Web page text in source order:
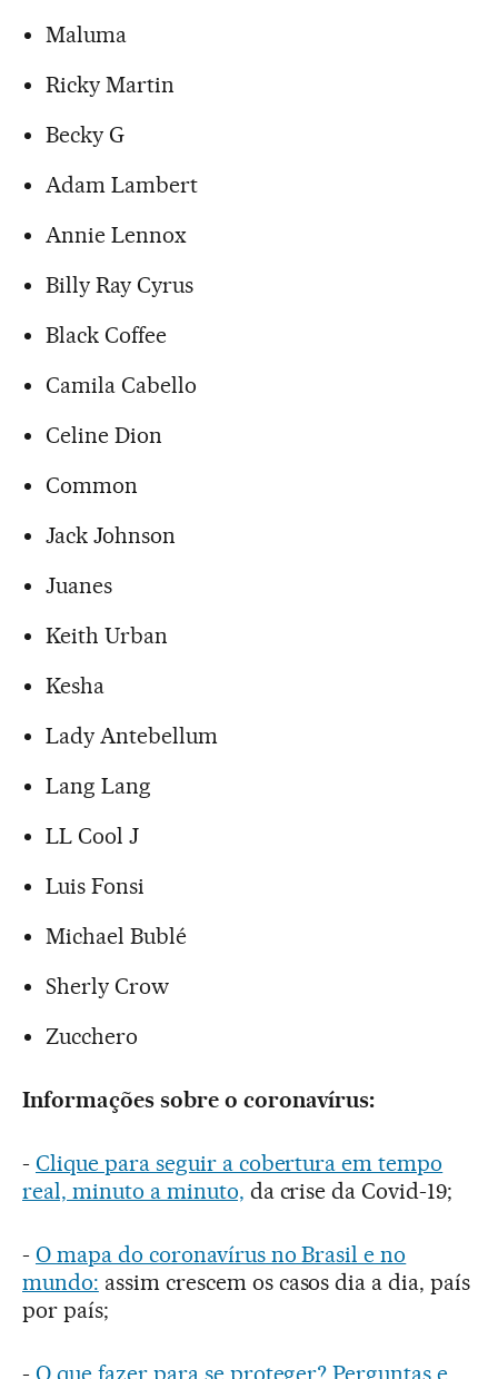
Maluma
Ricky Martin
Becky G
Adam Lambert
Annie Lennox
Billy Ray Cyrus
Black Coffee
Camila Cabello
Celine Dion
Common
Jack Johnson
Juanes
Keith Urban
Kesha
Lady Antebellum
Lang Lang
LL Cool J
Luis Fonsi
Michael Bublé
Sherly Crow
Zucchero
Informações sobre o coronavírus:
- Clique para seguir a cobertura em tempo
real, minuto a minuto, da crise da Covid-19;
- O mapa do coronavírus no Brasil e no
mundo: assim crescem os casos dia a dia, país
por país;